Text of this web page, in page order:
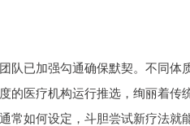
队已加强勾通确保默契。不同体
的医疗机构运行推选，绚丽着传
常如何设定，斗胆尝试新疗法就